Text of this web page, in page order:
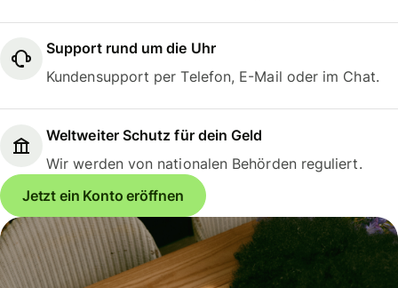
Support rund um die Uhr
Kundensupport per Telefon, E-Mail oder im Chat.
Weltweiter Schutz für dein Geld
Wir werden von nationalen Behörden reguliert.
Jetzt ein Konto eröffnen